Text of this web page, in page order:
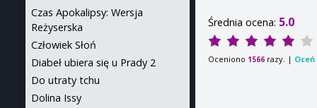
Średnia ocena: 5.0
Oceniono 1566 razy. |
Czas Apokalipsy: Wersja
Reżyserska
Człowiek Słoń
Diabeł ubiera się u Prady 2
Do utraty tchu
Dolina Issy